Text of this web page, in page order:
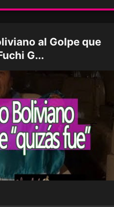
al Golpe que
G...